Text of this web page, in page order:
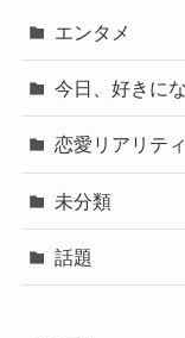
エンタメ
今日、好きに
恋愛リアリテ
未分類
話題